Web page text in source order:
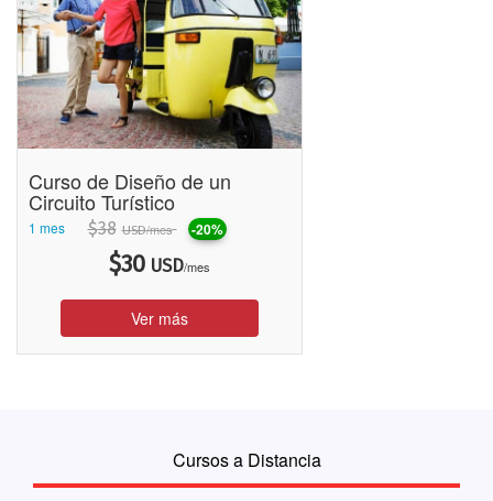
Curso de Diseño de un
Circuito Turístico
1 mes $38 USD/mes -20%
$30 USD/mes
Ver más
Cursos a Distancia